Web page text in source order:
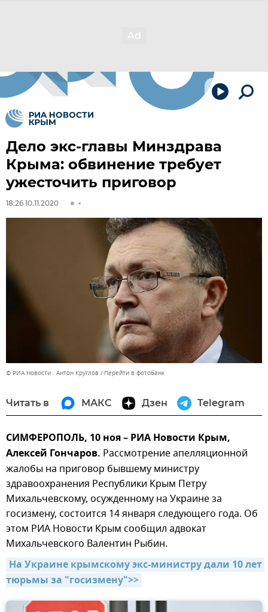
Дело экс-главы Минздрава
Крыма: обвинение требует
ужесточить приговор
18:26 10.11.2020
© РИА Новости . Антон Круглов Перейти в фотобанк
Читать в МАКС Дзен Telegram
СИМФЕРОПОЛЬ, 10 ноя – РИА Новости Крым,
Алексей Гончаров. Рассмотрение апелляционной
жалобы на приговор бывшему министру
здравоохранения Республики Крым Петру
Михальчевскому, осужденному на Украине за
госизмену, состоится 14 января следующего года. Об
этом РИА Новости Крым сообщил адвокат
Михальчевского Валентин Рыбин.
На Украине крымскому экс-министру дали 10 лет
тюрьмы за "госизмену">>